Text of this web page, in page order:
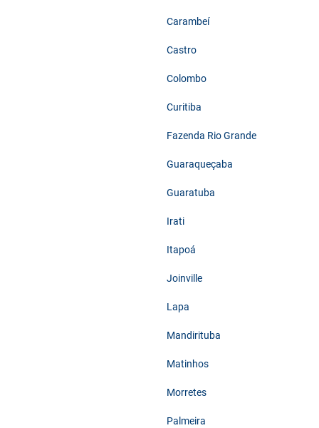
Carambeí
Castro
Colombo
Curitiba
Fazenda Rio Grande
Guaraqueçaba
Guaratuba
Irati
Itapoá
Joinville
Lapa
Mandirituba
Matinhos
Morretes
Palmeira